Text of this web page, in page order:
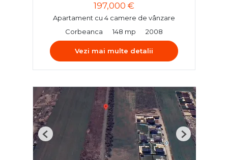
197,000 €
Apartament cu 4 camere de vânzare
Corbeanca
148 mp 2008
Vezi mai multe detalii
Previous Next